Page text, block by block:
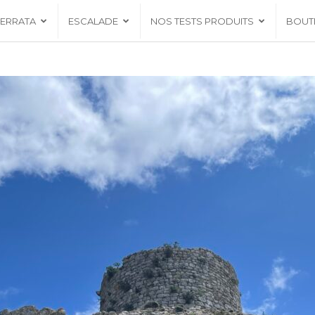
ESCALADE NOS TESTS PRODUITS